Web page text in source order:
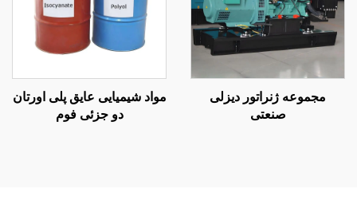
مجموعه ژنراتور دیزلی
صنعتی
مواد شیمیایی عایق پلی اورتان
دو جزئی فوم